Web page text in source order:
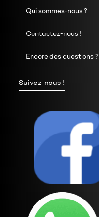
Qui sommes-nous ?
Contactez-nous !
Encore des questions ?
Suivez-nous !